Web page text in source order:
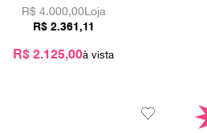
R$ 4.000,00Loja
R$ 2.361 ,11
R$ 2.125,00